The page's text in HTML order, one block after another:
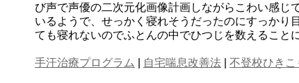
び声で声優の二次元化画像計画しながらこわい感じ
いるようで、せっかく寝れそうだったのにすっかり
ても寝れないのでふとんの中でひつじを数えること
手汗治療プログラム 自宅喘息改善法 不登校ひき